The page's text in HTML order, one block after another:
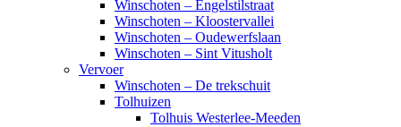
Winschoten – Engelstilstraat
Winschoten – Kloostervallei
Winschoten – Oudewerfslaan
Winschoten – Sint Vitusholt
Vervoer
Winschoten – De trekschuit
Tolhuizen
Tolhuis Westerlee-Meeden